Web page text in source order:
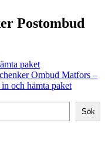
Postombud
paket
Ombud Matfors –
och hämta paket
Sök